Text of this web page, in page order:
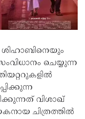
ചെയ്യുന്ന
വിശാഖ്
ചിത്രത്തിൽ